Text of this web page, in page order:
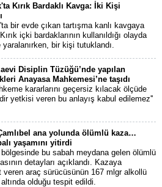
Kırık Bardaklı Kavga: İki Kişi
bir evde çıkan tartışma kanlı kavgaya
içki bardaklarının kullanıldığı olayda
bir kişi tutuklandı.
Disiplin Tüzüğü’nde yapılan
Anayasa Mahkemesi’ne taşıdı
kararlarını geçersiz kılacak ölçüde
yetkisi veren bu anlayış kabul edilemez''
ana yolunda ölümlü kaza…
yaşamını yitirdi
bu sabah meydana gelen ölümlü
detayları açıklandı. Kazaya
veren araç sürücüsünün 167 mlgr alkollü
olduğu tespit edildi.